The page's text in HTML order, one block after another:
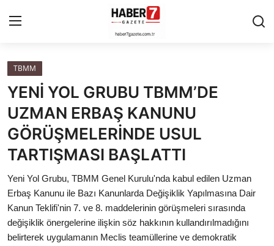
Anasayfa
Cumhurbaşkanlığı
Genel Merkez
Valilikler
Gallery
TBMM
YENİ YOL GRUBU TBMM’DE
UZMAN ERBAŞ KANUNU
GÖRÜŞMELERİNDE USUL
TARTIŞMASI BAŞLATTI
Yeni Yol Grubu, TBMM Genel Kurulu'nda kabul edilen Uzman
Erbaş Kanunu ile Bazı Kanunlarda Değişiklik Yapılmasına Dair
Kanun Teklifi'nin 7. ve 8. maddelerinin görüşmeleri sırasında
değişiklik önergelerine ilişkin söz hakkının kullandırılmadığını
belirterek uygulamanın Meclis teamüllerine ve demokratik